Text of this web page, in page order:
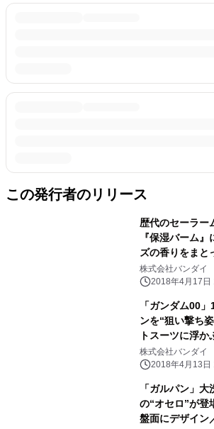
この発行者のリリース
歴代のセーラー
『保湿バーム
ズの香りをまと
株式会社バンダイ
2018年4月17日
「ガンダム00
ンを“狙い撃ち
トスーツに浮
まで再現
株式会社バンダイ
2018年4月13日
「ガルパン」
の“オセロ”が
盤面にデザイン